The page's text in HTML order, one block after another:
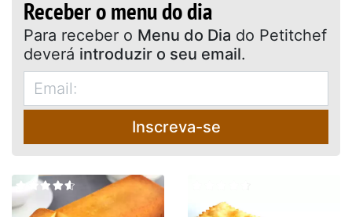
Receber o menu do dia
Para receber o Menu do Dia do Petitchef
deverá introduzir o seu email.
Inscreva-se